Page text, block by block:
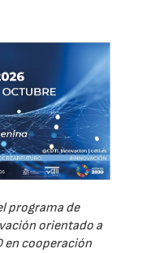
programa de
orientado a
en cooperación